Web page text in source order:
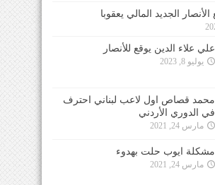
الجديد المالي يعقوبا
علي علاء الدين يوقع للأنصار
يوليو 8, 2023
محمد قصاص اول لاعب لبناني احترف
في الدوري الأردني
مارس 24, 2021
مشكلة ايوب حلت بهدوء
مارس 24, 2021